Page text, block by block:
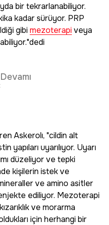
bir tekrarlanabiliyor.
kadar sürüyor. PRP
gibimezoterapiveya
Askerolı, "cildin alt
yapıları uyarılıyor. Uyarı
düzeliyor ve tepki
kişilerin istek ve
ve amino asitler
ediliyor. Mezoterapi
ve morarma
için herhangi bir